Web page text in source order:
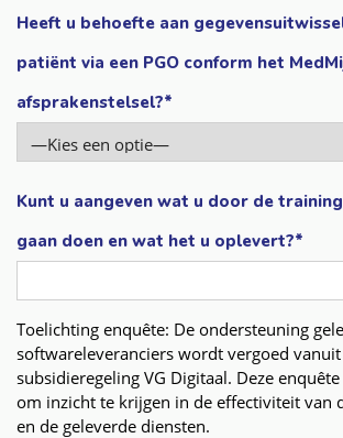
Heeft u behoefte aan
patiënt via een PGO conform het
afsprakenstelsel?*
Kunt u aangeven wat u door de
gaan doen en wat het u oplevert?*
Toelichting enquête: De ondersteuning
softwareleveranciers wordt vergoed
subsidieregeling VG Digitaal. Deze
om inzicht te krijgen in de effectiviteit van
en de geleverde diensten.